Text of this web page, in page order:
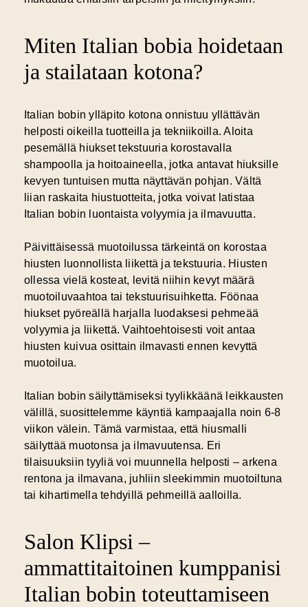
Miten Italian bobia hoidetaan
ja stailataan kotona?
Italian bobin ylläpito kotona onnistuu yllättävän
helposti oikeilla tuotteilla ja tekniikoilla. Aloita
pesemällä hiuksettekstuuria korostavalla
shampoolla ja hoitoaineella, jotka antavat hiuksille
kevyen tuntuisen mutta näyttävän pohjan. Vältä
liian raskaita hiustuotteita, jotka voivat latistaa
Italian bobin luontaista volyymia ja ilmavuutta.
Päivittäisessä muotoilussa tärkeintä on korostaa
hiusten luonnollista liikettä ja tekstuuria. Hiusten
ollessa vielä kosteat, levitä niihin kevyt määrä
muotoiluvaahtoa tai tekstuurisuihketta. Föönaa
hiukset pyöreällä harjalla luodaksesi pehmeää
volyymia ja liikettä. Vaihtoehtoisesti voit antaa
hiusten kuivua osittain ilmavasti ennen kevyttä
muotoilua.
Italian bobin säilyttämiseksi tyylikkäänä leikkausten
välillä, suosittelemme käyntiä kampaajalla noin 6-8
viikon välein. Tämä varmistaa, että hiusmalli
säilyttää muotonsa ja ilmavuutensa. Eri
tilaisuuksiin tyyliä voi muunnella helposti – arkena
rentona ja ilmavana, juhliin sleekimmin muotoiltuna
tai kihartimella tehdyillä pehmeillä aalloilla.
Salon Klipsi –
ammattitaitoinen kumppanisi
Italian bobin toteuttamiseen